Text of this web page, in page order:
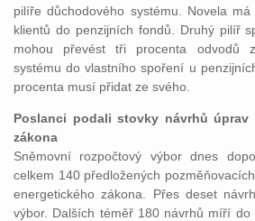
pilíře důchodového systému. Novela
klientů do penzijních fondů. Druhý pilíř
mohou převést tři procenta odvodů
systému do vlastního spoření u
procenta musí přidat ze svého.
Poslanci podali stovky návrhů úprav
zákona
Sněmovní rozpočtový výbor dnes
celkem 140 předložených
energetického zákona. Přes deset
výbor. Dalších téměř 180 návrhů míří do